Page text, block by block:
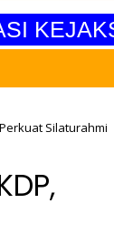
Silaturahmi